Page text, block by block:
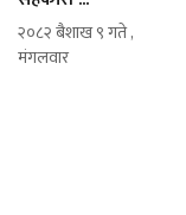
२०८२ बैशाख ९ गते ,
मंगलवार